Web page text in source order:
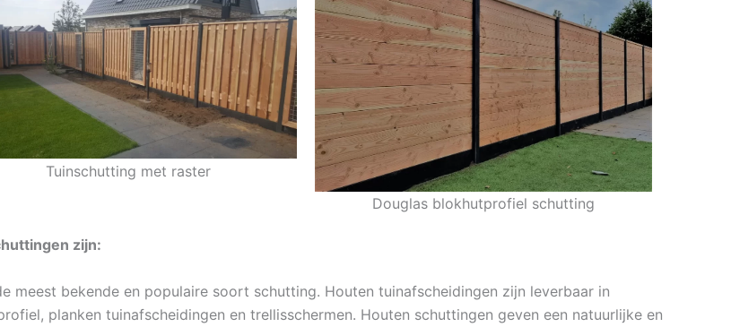
Tuinschutting met raster
Douglas blokhutprofiel schutting
zijn:
meest bekende en populaire soort schutting. Houten tuinafscheidingen zijn leverbaar in
planken tuinafscheidingen en trellisschermen. Houten schuttingen geven een natuurlijke en